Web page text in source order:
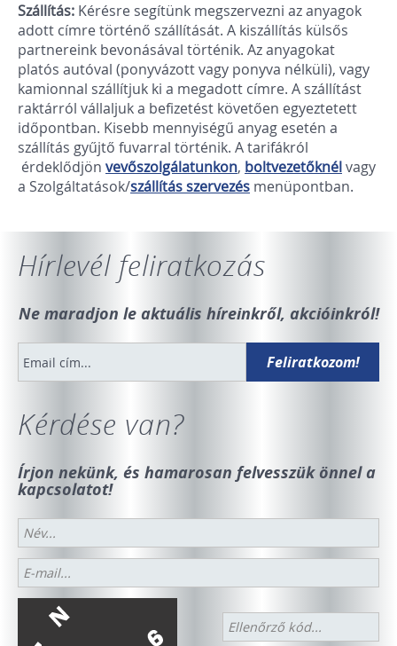
Szállítás: Kérésre segítünk megszervezni az anyagok
adott címre történő szállítását. A kiszállítás külsős
partnereink bevonásával történik. Az anyagokat
platós autóval (ponyvázott vagy ponyva nélküli), vagy
kamionnal szállítjuk ki a megadott címre. A szállítást
raktárról vállaljuk a befizetést követően egyeztetett
időpontban. Kisebb mennyiségű anyag esetén a
szállítás gyűjtő fuvarral történik. A tarifákról
érdeklődjön vevőszolgálatunkon, boltvezetőknélvagy
a Szolgáltatások/szállítás szervezés menüpontban.
Hírlevél feliratkozás
Ne maradjon le aktuális híreinkről, akcióinkról!
Kérdése van?
Írjon nekünk, és hamarosan felvesszük önnel a
kapcsolatot!